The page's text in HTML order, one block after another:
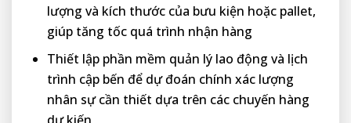
lượng và kích thước của bưu kiện hoặc pallet,
giúp tăng tốc quá trình nhận hàng
Thiết lập phần mềm quản lý lao động và lịch
trình cập bến để dự đoán chính xác lượng
nhân sự cần thiết dựa trên các chuyến hàng